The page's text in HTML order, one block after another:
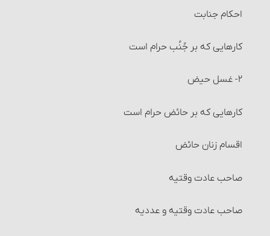
احکام جنابت
کارهایی که بر جُنُب حرام است‏
۲- غسل حیض‏
کارهایی که بر حائض حرام است
اقسام زنان حائض
صاحب عادت وقتیه‏
صاحب عادت وقتیه و عددیه‏